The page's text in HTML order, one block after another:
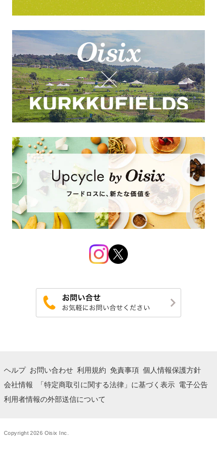
ヘルプ お問い合わせ 利用規約 免責事項 個人情報保護方針
会社情報
「特定商取引に関する法律」に基づく表示 電子公告
利用者情報の外部送信について
Copyright 2026 Oisix Inc.